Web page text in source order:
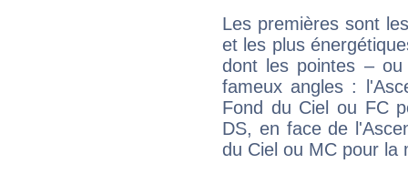
Les premières sont
et les plus
dont les pointes –
fameux angles :
Fond du Ciel ou FC
DS, en face de
du Ciel ou MC pour la